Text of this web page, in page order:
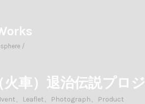
/
車）退治伝説プロ
Ivent、 Leaflet、 Photograph、 Product